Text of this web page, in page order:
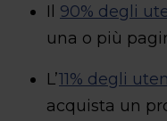
Il 90% degli
una o più
L’11% degli
acquista un